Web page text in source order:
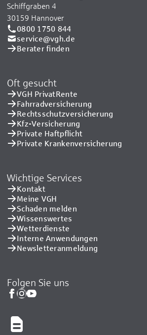
Schiffgraben 4
30159 Hannover
0800 1750 844
service@vgh.de
Berater finden
Oft gesucht
VGH PrivatRente
Fahrradversicherung
Rechtsschutzversicherung
Kfz-Versicherung
Private Haftpflicht
Private Kranken­versicherung
Wichtige Services
Kontakt
Meine VGH
Schaden melden
Wissenswertes
Wetterdienste
Interne Anwendungen
Newsletteranmeldung
Folgen Sie uns